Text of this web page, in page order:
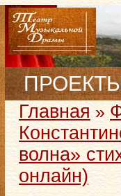
Главная»
волна»
онлайн)